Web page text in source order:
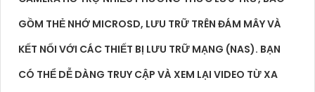
GỒM THẺ NHỚ MICROSD, LƯU TRỮ TRÊN ĐÁM MÂY VÀ
KẾT NỐI VỚI CÁC THIẾT BỊ LƯU TRỮ MẠNG (NAS). BẠN
CÓ THỂ DỄ DÀNG TRUY CẬP VÀ XEM LẠI VIDEO TỪ XA